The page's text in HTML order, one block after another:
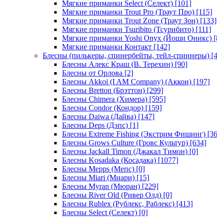
Мягкие приманки Select (Селект) [101]
Мягкие приманки Trout Pro (Траут Про) [115]
Мягкие приманки Trout Zone (Траут Зон) [133]
Мягкие приманки Tsuribito (Тсурибито) [111]
Мягкие приманки Yoshi Onyx (Йоши Оникс)
Мягкие приманки Контакт [142]
Блесны (пилькеры, спинербейты, тейл-спиннеры)
Блесны Алекс Краш (В. Терехин) [90]
Блесны от Орлова [2]
Блесны Akkoi (I AM Company) (Аккои) [197]
Блесны Bretton (Брэттон) [299]
Блесны Chimera (Химера) [595]
Блесны Condor (Кондор) [159]
Блесны Daiwa (Дайва) [147]
Блесны Deps (Дэпс) [1]
Блесны Extreme Fishing (Экстрим Фишинг)
Блесны Grows Culture (Гровс Культур) [634]
Блесны Jackall Timon (Джакал Тимон) [0]
Блесны Kosadaka (Косадака) [1077]
Блесны Mepps (Мепс) [0]
Блесны Miari (Миари) [15]
Блесны Myran (Мюран) [229]
Блесны River Old (Ривер Олд) [0]
Блесны Rublex (Рублекс, Раблекс) [413]
Блесны Select (Селект) [0]